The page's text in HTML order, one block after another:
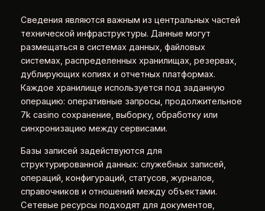
Сведения являются важным из центральных частей
технической инфраструктуры. Данные могут
размещаться в системах данных, файловых
системах, распределенных хранилищах, резервах,
дублирующих копиях и отчетных платформах.
Каждое хранилище используется под заданную
операцию: оперативные запросы, продолжительное
7k casino сохранение, выборку, обработку или
синхронизацию между сервисами.
Базы записей задействуются для
структурированной данных: служебных записей,
операций, конфигураций, статусов, журналов,
справочников и отношений между объектами.
Сетевые ресурсы подходят для документов,